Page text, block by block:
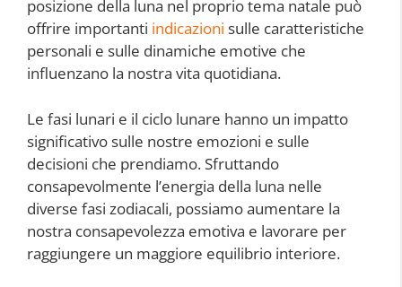
posizione della luna nel proprio tema natale può
offrire importanti indicazioni sulle caratteristiche
personali e sulle dinamiche emotive che
influenzano la nostra vita quotidiana.
Le fasi lunari e il ciclo lunare hanno un impatto
significativo sulle nostre emozioni e sulle
decisioni che prendiamo. Sfruttando
consapevolmente l’energia della luna nelle
diverse fasi zodiacali, possiamo aumentare la
nostra consapevolezza emotiva e lavorare per
raggiungere un maggiore equilibrio interiore.